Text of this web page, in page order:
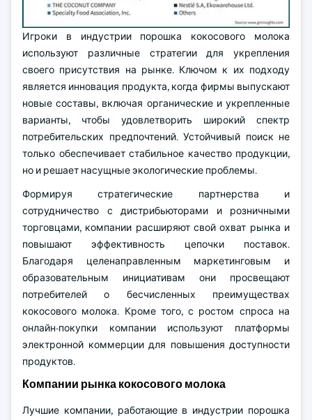
Игроки в индустрии порошка кокосового молока
используют различные стратегии для укрепления
своего присутствия на рынке. Ключом к их подходу
является инновация продукта, когда фирмы выпускают
новые составы, включая органические и укрепленные
варианты, чтобы удовлетворить широкий спектр
потребительских предпочтений. Устойчивый поиск не
только обеспечивает стабильное качество продукции,
но и решает насущные экологические проблемы.
Формируя стратегические партнерства и
сотрудничество с дистрибьюторами и розничными
торговцами, компании расширяют свой охват рынка и
повышают эффективность цепочки поставок.
Благодаря целенаправленным маркетинговым и
образовательным инициативам они просвещают
потребителей о бесчисленных преимуществах
кокосового молока. Кроме того, с ростом спроса на
онлайн-покупки компании используют платформы
электронной коммерции для повышения доступности
продуктов.
Компании рынка кокосового молока
Лучшие компании, работающие в индустрии порошка